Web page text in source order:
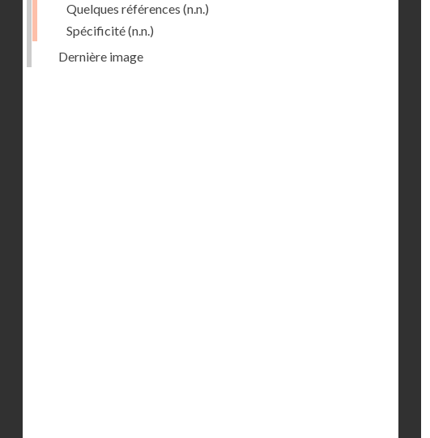
Quelques références (n.n.)
Spécificité(n.n.)
Dernière image